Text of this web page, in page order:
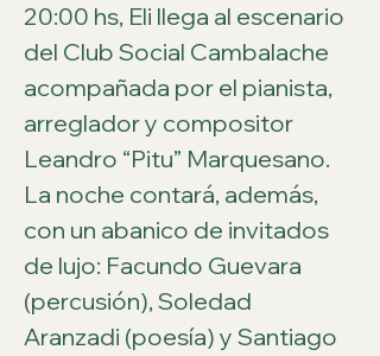
20:00 hs, Eli llega al escenario
del Club Social Cambalache
acompañada por el pianista,
arreglador y compositor
Leandro “Pitu” Marquesano.
La noche contará, además,
con un abanico de invitados
de lujo: Facundo Guevara
(percusión), Soledad
Aranzadi (poesía) y Santiago